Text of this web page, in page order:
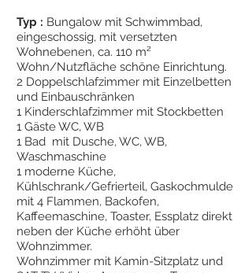
Typ : Bungalow mit Schwimmbad,
eingeschossig, mit versetzten
Wohnebenen, ca. 110 m²
Wohn/Nutzfläche schöne Einrichtung.
2 Doppelschlafzimmer mit Einzelbetten
und Einbauschränken
1 Kinderschlafzimmer mit Stockbetten
1 Gäste WC, WB
1 Bad mit Dusche, WC, WB,
Waschmaschine
1 moderne Küche,
Kühlschrank/Gefrierteil, Gaskochmulde
mit 4 Flammen, Backofen,
Kaffeemaschine, Toaster, Essplatz direkt
neben der Küche erhöht über
Wohnzimmer.
Wohnzimmer mit Kamin-Sitzplatz und